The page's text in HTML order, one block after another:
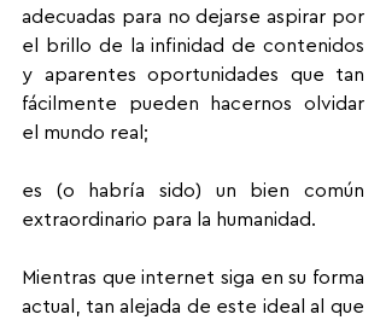
adecuadas para no dejarse aspirar por
el brillo de la infinidad de contenidos
y aparentes oportunidades que tan
fácilmente pueden hacernos olvidar
el mundo real;
es (o habría sido) un bien común
extraordinario para la humanidad.
Mientras que internet siga en su forma
actual, tan alejada de este ideal al que